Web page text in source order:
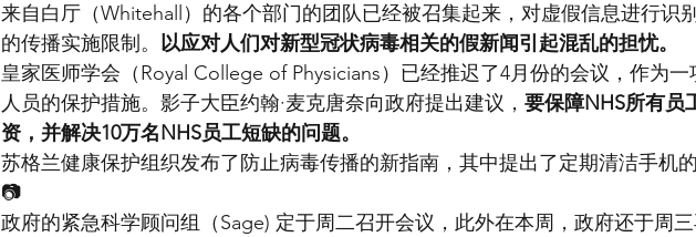
来自白厅（Whitehall）的各个部门的团队已经被召集起来，对虚假信息进行识
的传播实施限制。 以应对人们对新型冠状病毒相关的假新闻引起混乱的担忧。
皇家医师学会（Royal College of Physicians）已经推迟了4月份的会议，作为
人员的保护措施。影子大臣约翰·麦克唐奈向政府提出建议， 要保障NHS所有员
资，并解决10万名NHS员工短缺的问题。
苏格兰健康保护组织发布了防止病毒传播的新指南，其中提出了定期清洁手机的
📷
政府的紧急科学顾问组（Sage) 定于周二召开会议，此外在本周，政府还于周